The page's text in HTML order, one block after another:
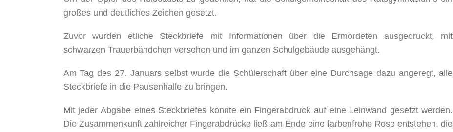
großes und deutliches Zeichen gesetzt.
Zuvor wurden etliche Steckbriefe mit Informationen über die Ermordeten ausgedruckt, mit
schwarzen Trauerbändchen versehen und im ganzen Schulgebäude ausgehängt.
Am Tag des 27. Januars selbst wurde die Schülerschaft über eine Durchsage dazu angeregt, alle
Steckbriefe in die Pausenhalle zu bringen.
Mit jeder Abgabe eines Steckbriefes konnte ein Fingerabdruck auf eine Leinwand gesetzt werden.
Die Zusammenkunft zahlreicher Fingerabdrücke ließ am Ende eine farbenfrohe Rose entstehen, die